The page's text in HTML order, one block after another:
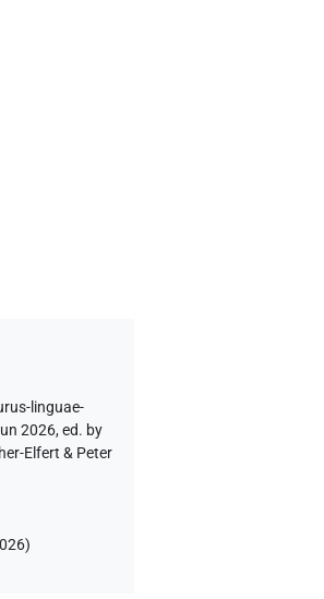
linguae-
2026, ed. by
Elfert & Peter
)